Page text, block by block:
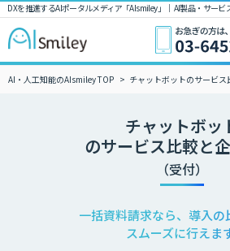
DXを推進するAIポータルメディア「AIsmiley」｜ AI製品・サー
AI・人工知能のAIsmiley TOP チャットボットのサービス
チャットボッ
のサービス比較と
（受付）
一括資料請求なら、導入の
スムーズに行えま